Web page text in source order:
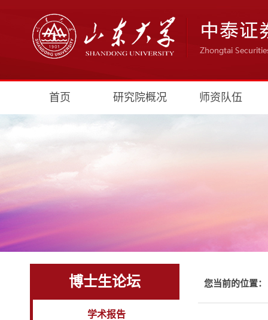
首页 研究院概况 师资队伍
博士生论坛
学术报告
您当前的位置：